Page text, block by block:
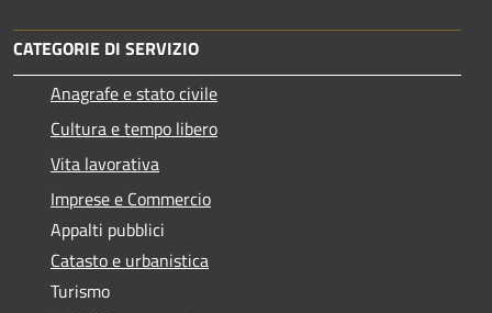
CATEGORIE DI SERVIZIO
Anagrafe e stato civile
Cultura e tempo libero
Vita lavorativa
Imprese e Commercio
Appalti pubblici
Catasto e urbanistica
Turismo